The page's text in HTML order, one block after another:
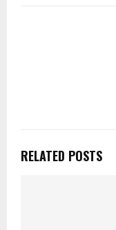
RELATED POSTS